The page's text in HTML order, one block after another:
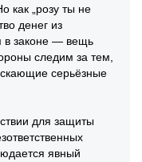
как „розу ты не
денег из
в законе — вещь
следим за тем,
серьёзные
для защиты
явный